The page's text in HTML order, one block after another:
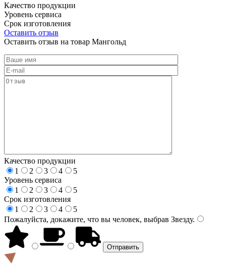
Качество продукции
Уровень сервиса
Срок изготовления
Оставить отзыв
Оставить отзыв на товар Мангольд
Качество продукции
1
2 3 4
5
Уровень сервиса
1
2 3 4
5
Срок изготовления
1
2 3 4
5
Пожалуйста, докажите, что вы человек, выбрав Звезду.